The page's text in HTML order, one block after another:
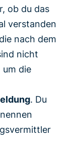
ob du das
verstanden
nach dem
nicht
um die
. Du